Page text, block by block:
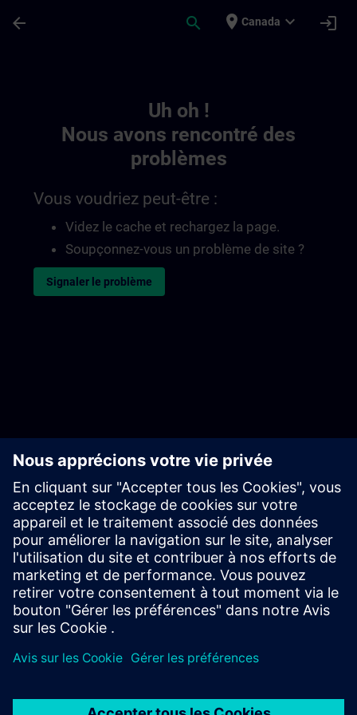
arrow_back search place Canada expand_more login
Uh oh !
Nous avons rencontré des
problèmes
Vous voudriez peut-être :
Videz le cache et rechargez la page.
Soupçonnez-vous un problème de site ?
Signaler le problème